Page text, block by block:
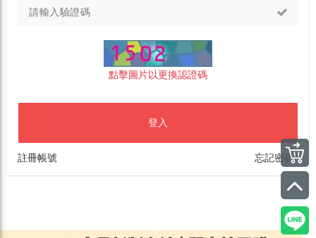
點擊圖片以更換認證碼
登入
註冊帳號 忘記密碼?